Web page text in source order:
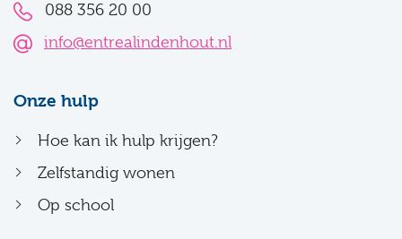
088 356 20 00
info@entrealindenhout.nl
Onze hulp
Hoe kan ik hulp krijgen?
Zelfstandig wonen
Op school